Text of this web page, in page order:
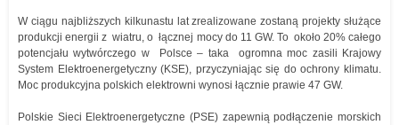
W ciągu najbliższych kilkunastu lat zrealizowane zostaną projekty służące
produkcji energii z wiatru, o łącznej mocy do 11 GW. To około 20% całego
potencjału wytwórczego w Polsce – taka ogromna moc zasili Krajowy
System Elektroenergetyczny (KSE), przyczyniając się do ochrony klimatu.
Moc produkcyjna polskich elektrowni wynosi łącznie prawie 47 GW.
Polskie Sieci Elektroenergetyczne (PSE) zapewnią podłączenie morskich